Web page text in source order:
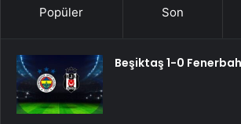
Popüler Son
Beşiktaş 1-0